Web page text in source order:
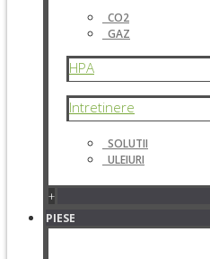
CO2
GAZ
HPA
Intretinere
SOLUTII
ULEIURI
+
PIESE